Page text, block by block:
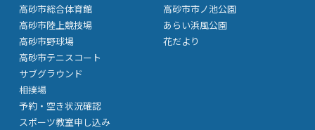
高砂市総合体育館
高砂市陸上競技場
高砂市野球場
高砂市テニスコート
サブグラウンド
相撲場
予約・空き状況確認
スポーツ教室申し込み
高砂市市ノ池公園
あらい浜風公園
花だより